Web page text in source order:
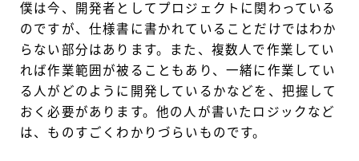
僕は今、開発者としてプロジェクトに関わっている
のですが、仕様書に書かれていることだけではわか
らない部分はあります。また、複数人で作業してい
れば作業範囲が被ることもあり、一緒に作業してい
る人がどのように開発しているかなどを、把握して
おく必要があります。他の人が書いたロジックなど
は、ものすごくわかりづらいものです。